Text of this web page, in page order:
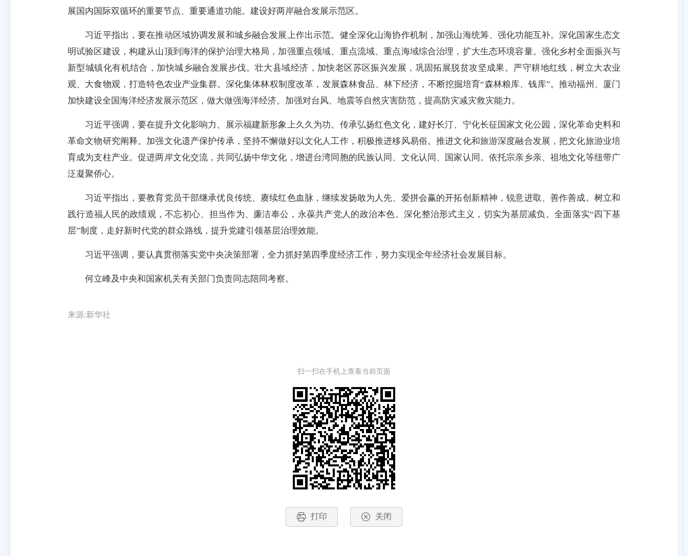
展国内国际双循环的重要节点、重要通道功能。建设好两岸融合发展示范区。
习近平指出，要在推动区域协调发展和城乡融合发展上作出示范。健全深化山海协作机制，加强山海统筹、强化功能互补。深化国家生态文
明试验区建设，构建从山顶到海洋的保护治理大格局，加强重点领域、重点流域、重点海域综合治理，扩大生态环境容量。强化乡村全面振兴与
新型城镇化有机结合，加快城乡融合发展步伐。壮大县域经济，加快老区苏区振兴发展，巩固拓展脱贫攻坚成果。严守耕地红线，树立大农业
观、大食物观，打造特色农业产业集群。深化集体林权制度改革，发展森林食品、林下经济，不断挖掘培育“森林粮库、钱库”。推动福州、厦门
加快建设全国海洋经济发展示范区，做大做强海洋经济。加强对台风、地震等自然灾害防范，提高防灾减灾救灾能力。
习近平强调，要在提升文化影响力、展示福建新形象上久久为功。传承弘扬红色文化，建好长汀、宁化长征国家文化公园，深化革命史料和
革命文物研究阐释。加强文化遗产保护传承，坚持不懈做好以文化人工作，积极推进移风易俗。推进文化和旅游深度融合发展，把文化旅游业培
育成为支柱产业。促进两岸文化交流，共同弘扬中华文化，增进台湾同胞的民族认同、文化认同、国家认同。依托宗亲乡亲、祖地文化等纽带广
泛凝聚侨心。
习近平指出，要教育党员干部继承优良传统、赓续红色血脉，继续发扬敢为人先、爱拼会赢的开拓创新精神，锐意进取、善作善成。树立和
践行造福人民的政绩观，不忘初心、担当作为、廉洁奉公，永葆共产党人的政治本色。深化整治形式主义，切实为基层减负。全面落实“四下基
层”制度，走好新时代党的群众路线，提升党建引领基层治理效能。
习近平强调，要认真贯彻落实党中央决策部署，全力抓好第四季度经济工作，努力实现全年经济社会发展目标。
何立峰及中央和国家机关有关部门负责同志陪同考察。
来源:新华社
扫一扫在手机上查看当前页面
打印 关闭